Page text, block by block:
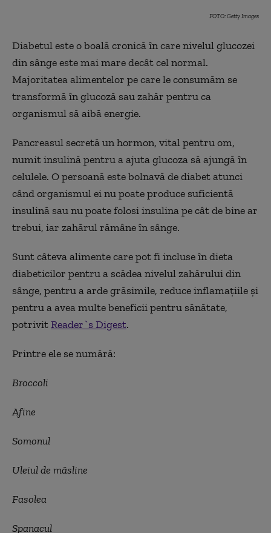
FOTO: Getty Images
Diabetul este o boală cronică în care nivelul glucozei
din sânge este mai mare decât cel normal.
Majoritatea alimentelor pe care le consumăm se
transformă în glucoză sau zahăr pentru ca
organismul să aibă energie.
Pancreasul secretă un hormon, vital pentru om,
numit insulină pentru a ajuta glucoza să ajungă în
celulele. O persoană este bolnavă de diabet atunci
când organismul ei nu poate produce suficientă
insulină sau nu poate folosi insulina pe cât de bine ar
trebui, iar zahărul rămâne în sânge.
Sunt câteva alimente care pot fi incluse în dieta
diabeticilor pentru a scădea nivelul zahărului din
sânge, pentru a arde grăsimile, reduce inflamaţiile şi
pentru a avea multe beneficii pentru sănătate,
potrivitReader`s Digest.
Printre ele se numără:
Broccoli
Afine
Somonul
Uleiul de măsline
Fasolea
Spanacul